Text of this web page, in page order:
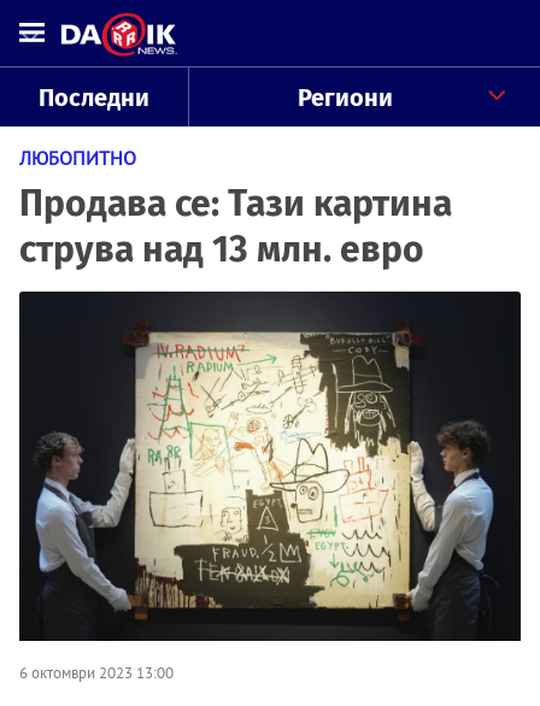
Последни Региони
ЛЮБОПИТНО
Продава се: Тази картина
струва над 13 млн. евро
6 октомври 2023 13:00